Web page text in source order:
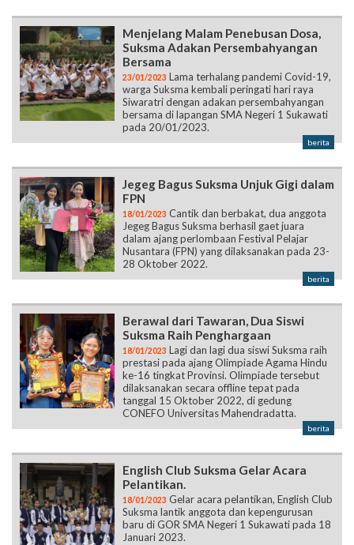
Menjelang Malam Penebusan Dosa,
Suksma Adakan Persembahyangan
Bersama
23/01/2023 Lama terhalang pandemi Covid-19,
warga Suksma kembali peringati hari raya
Siwaratri dengan adakan persembahyangan
bersama di lapangan SMA Negeri 1 Sukawati
pada 20/01/2023.
berita
Jegeg Bagus Suksma Unjuk Gigi dalam
FPN
18/01/2023 Cantik dan berbakat, dua anggota
Jegeg Bagus Suksma berhasil gaet juara
dalam ajang perlombaan Festival Pelajar
Nusantara (FPN) yang dilaksanakan pada 23-
28 Oktober 2022.
berita
Berawal dari Tawaran, Dua Siswi
Suksma Raih Penghargaan
18/01/2023 Lagi dan lagi dua siswi Suksma raih
prestasi pada ajang Olimpiade Agama Hindu
ke-16 tingkat Provinsi. Olimpiade tersebut
dilaksanakan secara offline tepat pada
tanggal 15 Oktober 2022, di gedung
CONEFO Universitas Mahendradatta.
berita
English Club Suksma Gelar Acara
Pelantikan.
18/01/2023 Gelar acara pelantikan, English Club
Suksma lantik anggota dan kepengurusan
baru di GOR SMA Negeri 1 Sukawati pada 18
Januari 2023.